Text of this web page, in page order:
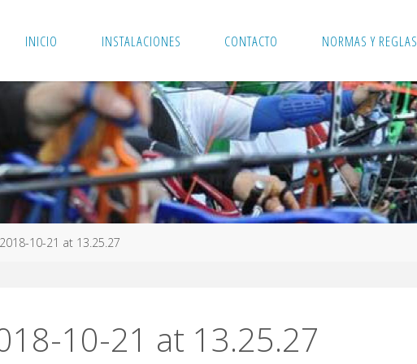
INICIO INSTALACIONES CONTACTO NORMAS Y REGLAS
10-21 at 13.25.27
10-21 at 13.25.27